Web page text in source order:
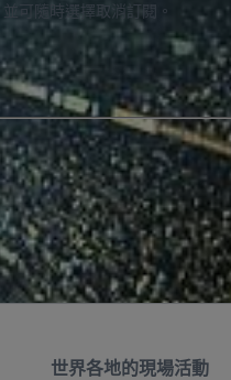
可隨時選擇取消訂閱。
世界各地的現場活動